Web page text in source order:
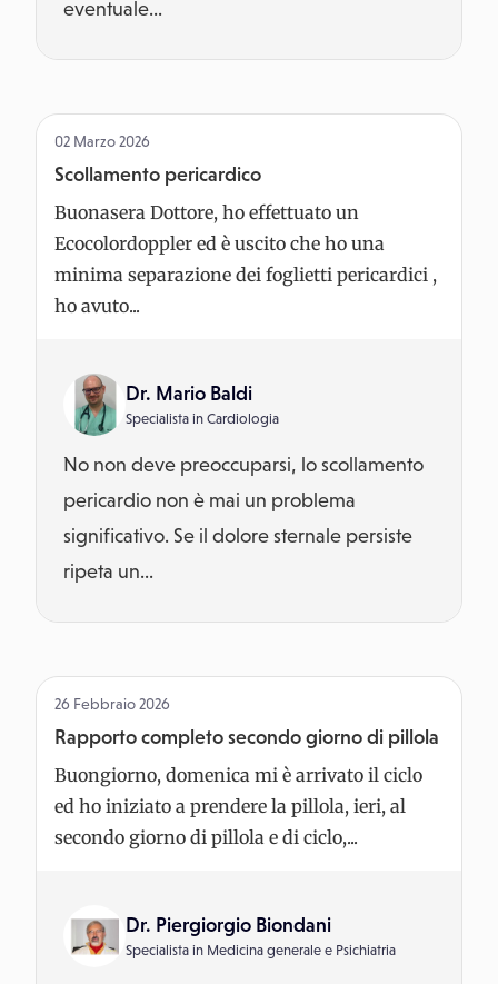
eventuale...
02 Marzo 2026
Scollamento pericardico
Buonasera Dottore, ho effettuato un
Ecocolordoppler ed è uscito che ho una
minima separazione dei foglietti pericardici ,
ho avuto...
Dr. Mario Baldi
Specialista in Cardiologia
No non deve preoccuparsi, lo scollamento
pericardio non è mai un problema
significativo. Se il dolore sternale persiste
ripeta un...
26 Febbraio 2026
Rapporto completo secondo giorno di pillola
Buongiorno, domenica mi è arrivato il ciclo
ed ho iniziato a prendere la pillola, ieri, al
secondo giorno di pillola e di ciclo,...
Dr. Piergiorgio Biondani
Specialista in Medicina generale e Psichiatria